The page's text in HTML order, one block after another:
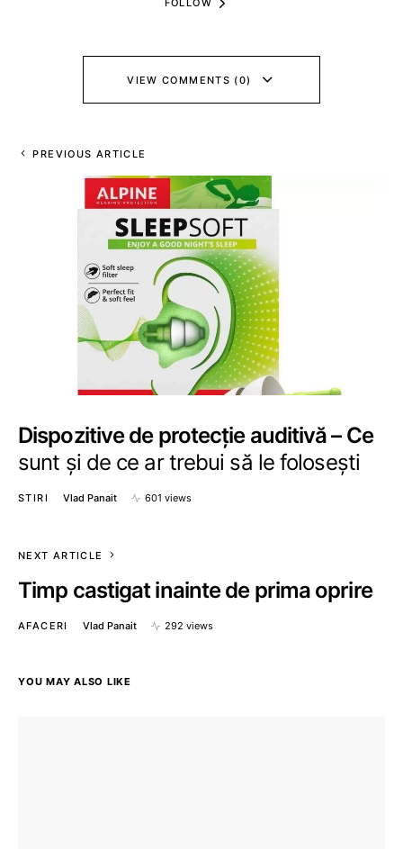
VIEW COMMENTS (0)
PREVIOUS ARTICLE
Dispozitive de protecție auditivă – Ce
sunt și de ce ar trebui să le folosești
STIRI Vlad Panait 601 views
NEXT ARTICLE
Timp castigat inainte de prima oprire
AFACERI Vlad Panait 292 views
YOU MAY ALSO LIKE